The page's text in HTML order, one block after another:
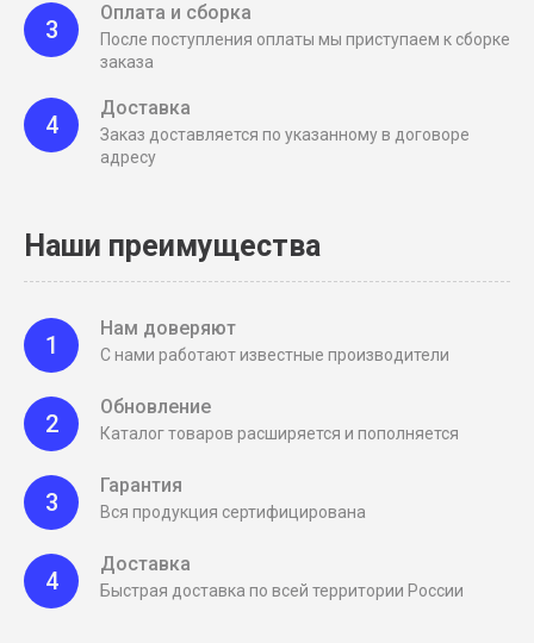
3
Оплата и сборка
После поступления оплаты мы приступаем к сборке
заказа
4
Доставка
Заказ доставляется по указанному в договоре
адресу
Наши преимущества
1
Нам доверяют
С нами работают известные производители
2
Обновление
Каталог товаров расширяется и пополняется
3
Гарантия
Вся продукция сертифицирована
4
Доставка
Быстрая доставка по всей территории России